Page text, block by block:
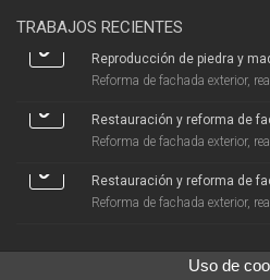
TRABAJOS RECIENTES
Reproducción de piedra y
Reforma de fachada exterior,
Restauración y reforma de
Reforma de fachada exterior,
Restauración y reforma de
Reforma de fachada exterior,
Uso de